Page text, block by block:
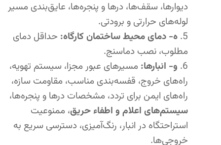
دیوارها، سقف‌ها، درها و پنجره‌ها، عایق‌بندی مسیر
لوله‌های حرارتی و برودتی.
ه- دمای محیط ساختمان کارگاه: حداقل دمای
مطلوب، نصب دماسنج.
و- انبارها: مسیرهای عبور مجزا، سیستم تهویه،
راه‌های خروج، قفسه‌بندی مناسب، مقاومت سازه،
راه‌های ایمن برای تردد، مشخصات درها و پنجره‌ها،
سیستم‌های اعلام و اطفاء حریق، ممنوعیت
استراحتگاه در انبار، رنگ‌آمیزی، دسترسی سریع به
خروجی‌ها.